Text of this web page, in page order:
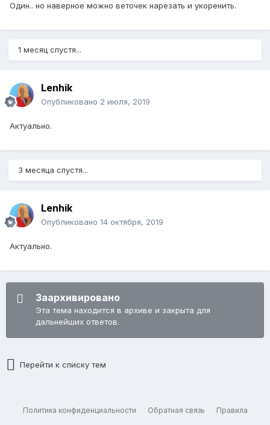
Один.. но наверное можно веточек нарезать и укоренить.
1 месяц спустя...
Lenhik
Опубликовано 2 июля, 2019
Актуально.
3 месяца спустя...
Lenhik
Опубликовано 14 октября, 2019
Актуально.
Заархивировано
Эта тема находится в архиве и закрыта для
дальнейших ответов.
Перейти к списку тем
Политика конфиденциальности Обратная связь Правила